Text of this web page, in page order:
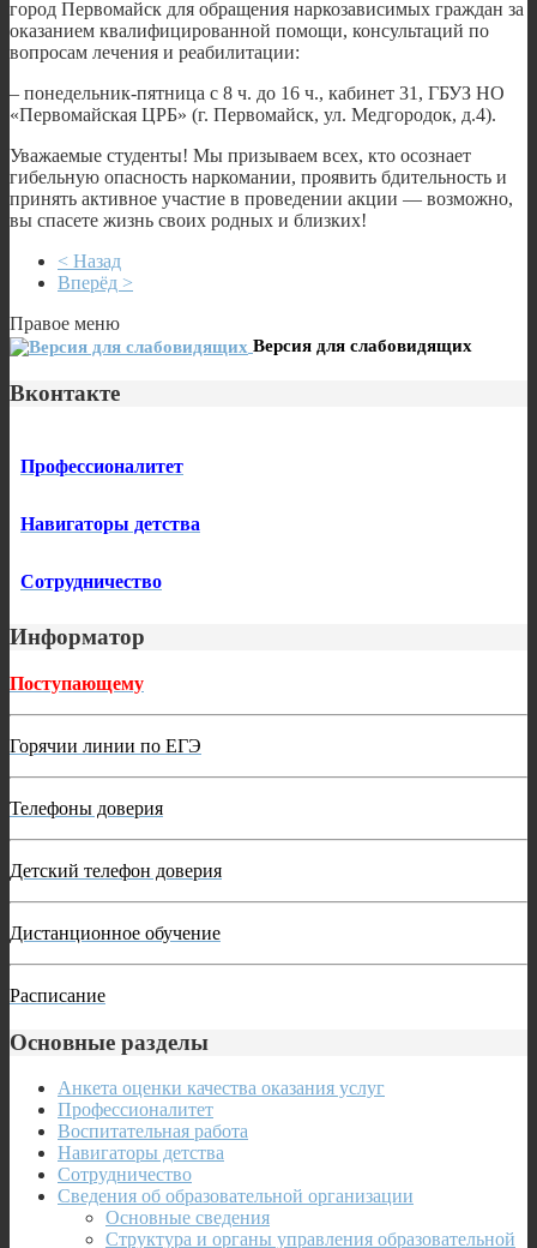
город Первомайск для обращения наркозависимых граждан за
оказанием квалифицированной помощи, консультаций по
вопросам лечения и реабилитации:
– понедельник-пятница с 8 ч. до 16 ч., кабинет 31, ГБУЗ НО
«Первомайская ЦРБ» (г. Первомайск, ул. Медгородок, д.4).
Уважаемые студенты! Мы призываем всех, кто осознает
гибельную опасность наркомании, проявить бдительность и
принять активное участие в проведении акции — возможно,
вы спасете жизнь своих родных и близких!
< Назад
Вперёд >
Правое меню
Версия для слабовидящих
Вконтакте
Профессионалитет
Навигаторы детства
Сотрудничество
Информатор
Поступающему
Горячии линии по ЕГЭ
Телефоны доверия
Детский телефон доверия
Дистанционное обучение
Расписание
Основные разделы
Анкета оценки качества оказания услуг
Профессионалитет
Воспитательная работа
Навигаторы детства
Сотрудничество
Сведения об образовательной организации
Основные сведения
Структура и органы управления образовательной